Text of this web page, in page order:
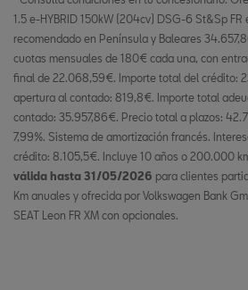
1.5 e-HYBRID 150kW (204cv) DSG-6 St&Sp FR
recomendado en Península y Baleares
cuotas mensuales de 180€ cada una, con
final de 22.068,59€. Importe total del crédito:
apertura al contado: 819,8€. Importe total
contado: 35.957,86€. Precio total a plazos:
7,99%. Sistema de amortización francés.
crédito: 8.105,5€. Incluye 10 años o 200.000
válida hasta 31/05/2026 para clientes
Km anuales y ofrecida por Volkswagen Bank
SEAT Leon FR XM con opcionales.